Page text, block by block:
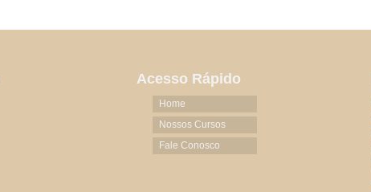
Acesso Rápido
Home
Nossos Cursos
Fale Conosco